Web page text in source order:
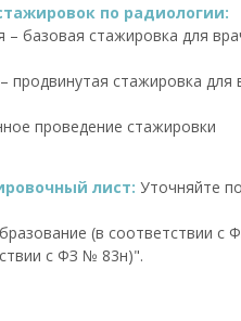
по радиологии:
– базовая стажировка для
продвинутая стажировка для
проведение стажировки
лист: Уточняйте
(в соответствии с
с ФЗ № 83н)".